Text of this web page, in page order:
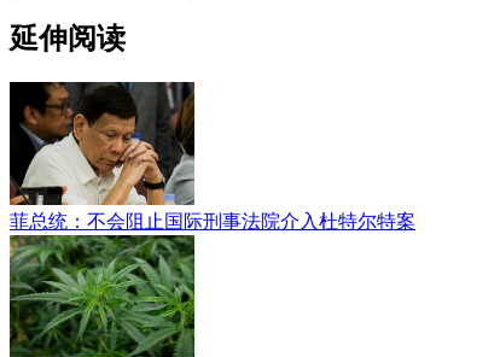
延伸阅读
菲总统：不会阻止国际刑事法院介入杜特尔特案